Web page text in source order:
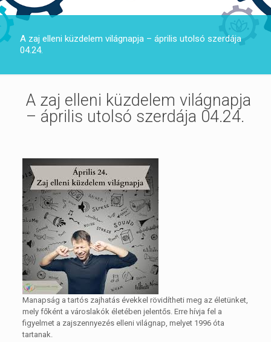
A zaj elleni küzdelem világnapja – április utolsó szerdája
04.24.
A zaj elleni küzdelem világnapja
– április utolsó szerdája 04.24.
Manapság a tartós zajhatás évekkel rövidítheti meg az életünket,
mely főként a városlakók életében jelentős. Erre hívja fel a
figyelmet a zajszennyezés elleni világnap, melyet 1996 óta
tartanak.